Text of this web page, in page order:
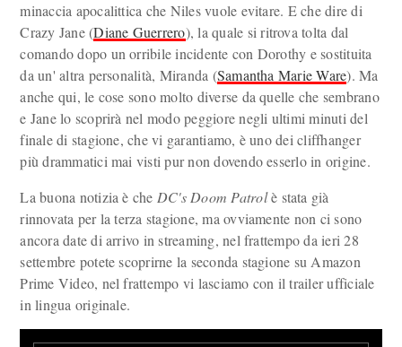
minaccia apocalittica che Niles vuole evitare. E che dire di
Crazy Jane (Diane Guerrero), la quale si ritrova tolta dal
comando dopo un orribile incidente con Dorothy e sostituita
da un' altra personalità, Miranda (Samantha Marie Ware). Ma
anche qui, le cose sono molto diverse da quelle che sembrano
e Jane lo scoprirà nel modo peggiore negli ultimi minuti del
finale di stagione, che vi garantiamo, è uno dei cliffhanger
più drammatici mai visti pur non dovendo esserlo in origine.
La buona notizia è che DC's Doom Patrolè stata già
rinnovata per la terza stagione, ma ovviamente non ci sono
ancora date di arrivo in streaming, nel frattempo da ieri 28
settembre potete scoprirne la seconda stagione su Amazon
Prime Video, nel frattempo vi lasciamo con il trailer ufficiale
in lingua originale.